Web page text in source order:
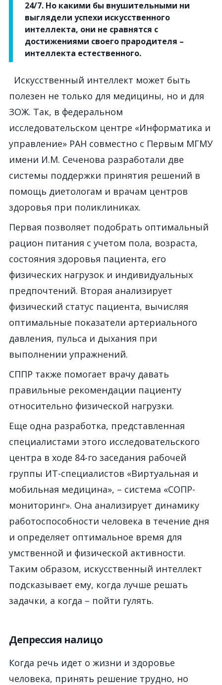
24/7. Но какими бы внушительными ни
выглядели успехи искусственного
интеллекта, они не сравнятся с
достижениями своего прародителя –
интеллекта естественного.
Искусственный интеллект может быть
полезен не только для медицины, но и для
ЗОЖ. Так, в федеральном
исследовательском центре «Информатика и
управление» РАН совместно с Первым МГМУ
имени И.М. Сеченова разработали две
системы поддержки принятия решений в
помощь диетологам и врачам центров
здоровья при поликлиниках.
Первая позволяет подобрать оптимальный
рацион питания с учетом пола, возраста,
состояния здоровья пациента, его
физических нагрузок и индивидуальных
предпочтений. Вторая анализирует
физический статус пациента, вычисляя
оптимальные показатели артериального
давления, пульса и дыхания при
выполнении упражнений.
СППР также помогает врачу давать
правильные рекомендации пациенту
относительно физической нагрузки.
Еще одна разработка, представленная
специалистами этого исследовательского
центра в ходе 84-го заседания рабочей
группы ИТ-специалистов «Виртуальная и
мобильная медицина», – система «СОПР-
мониторинг». Она анализирует динамику
работоспособности человека в течение дня
и определяет оптимальное время для
умственной и физической активности.
Таким образом, искусственный интеллект
подсказывает ему, когда лучше решать
задачки, а когда – пойти гулять.
Депрессия налицо
Когда речь идет о жизни и здоровье
человека, принять решение трудно, но